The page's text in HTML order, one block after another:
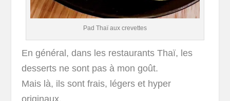
Pad Thaï aux crevettes
En général, dans les restaurants Thaï, les
desserts ne sont pas à mon goût.
Mais là, ils sont frais, légers et hyper
originaux.